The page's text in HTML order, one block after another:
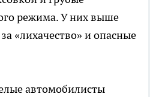
режима. У них выше
«лихачество» и опасные
автомобилисты